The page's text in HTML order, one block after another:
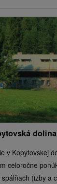
v Kopytovskej
celoročne
(izby a